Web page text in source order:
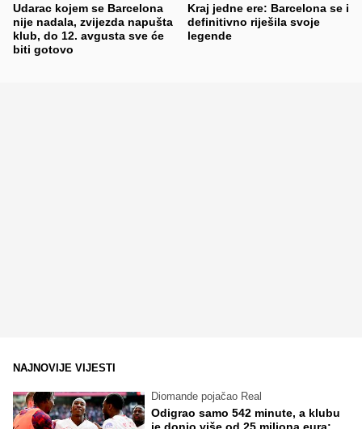
Udarac kojem se Barcelona
nije nadala, zvijezda napušta
klub, do 12. avgusta sve će
biti gotovo
Kraj jedne ere: Barcelona se i
definitivno riješila svoje
legende
NAJNOVIJE VIJESTI
Diomande pojačao Real
Odigrao samo 542 minute, a klubu
je donio više od 25 miliona eura: